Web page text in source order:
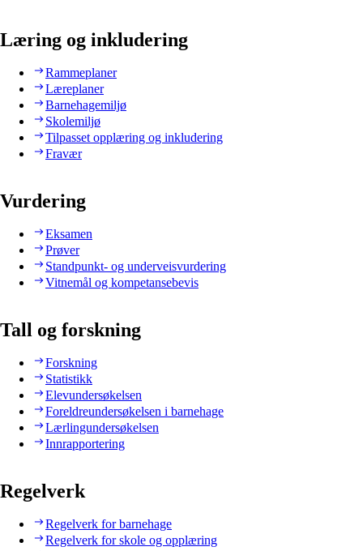
Læring og inkludering
Rammeplaner
Læreplaner
Barnehagemiljø
Skolemiljø
Tilpasset opplæring og inkludering
Fravær
Vurdering
Eksamen
Prøver
Standpunkt- og underveisvurdering
Vitnemål og kompetansebevis
Tall og forskning
Forskning
Statistikk
Elevundersøkelsen
Foreldreundersøkelsen i barnehage
Lærlingundersøkelsen
Innrapportering
Regelverk
Regelverk for barnehage
Regelverk for skole og opplæring